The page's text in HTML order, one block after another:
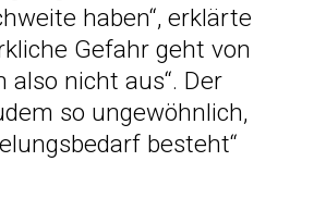
haben“, erklärte
Gefahr geht von
also nicht aus“. Der
so ungewöhnlich,
besteht“